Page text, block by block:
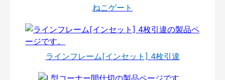
ねこゲート
ラインフレーム[インセット] 4枚引違